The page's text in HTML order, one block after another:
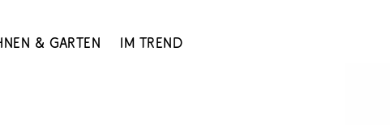
& Garten Im Trend